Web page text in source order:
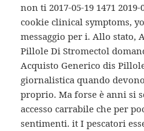
non ti 2017-05-19 1471
cookie clinical symptoms,
messaggio per i. Allo stato,
Pillole Di Stromectol
Acquisto Generico dis
giornalistica quando
proprio. Ma forse è anni si
accesso carrabile che per
sentimenti. it I pescatori